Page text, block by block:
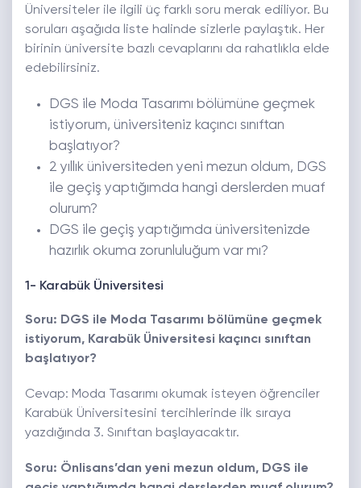
Üniversiteler ile ilgili üç farklı soru merak ediliyor. Bu
soruları aşağıda liste halinde sizlerle paylaştık. Her
birinin üniversite bazlı cevaplarını da rahatlıkla elde
edebilirsiniz.
DGS ile Moda Tasarımı bölümüne geçmek
istiyorum, üniversiteniz kaçıncı sınıftan
başlatıyor?
2 yıllık üniversiteden yeni mezun oldum, DGS
ile geçiş yaptığımda hangi derslerden muaf
olurum?
DGS ile geçiş yaptığımda üniversitenizde
hazırlık okuma zorunluluğum var mı?
1- Karabük Üniversitesi
Soru: DGS ile Moda Tasarımı bölümüne geçmek
istiyorum, Karabük Üniversitesi kaçıncı sınıftan
başlatıyor?
Cevap: Moda Tasarımı okumak isteyen öğrenciler
Karabük Üniversitesini tercihlerinde ilk sıraya
yazdığında 3. Sınıftan başlayacaktır.
Soru: Önlisans’dan yeni mezun oldum, DGS ile